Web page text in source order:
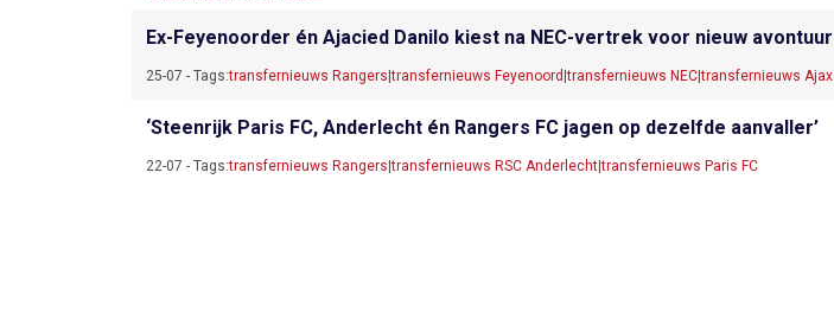
Ex-Feyenoorder én Ajacied Danilo kiest na NEC-vertrek voor nieuw avontuur
25-07 - Tags:transfernieuws Rangers |transfernieuws Feyenoord |transfernieuws NEC|transfernieuws Ajax
‘Steenrijk Paris FC, Anderlecht én Rangers FC jagen op dezelfde aanvaller’
22-07 - Tags:transfernieuws Rangers |transfernieuws RSC Anderlecht|transfernieuws Paris FC